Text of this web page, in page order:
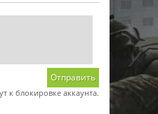
Отправить
к блокировке аккаунта.